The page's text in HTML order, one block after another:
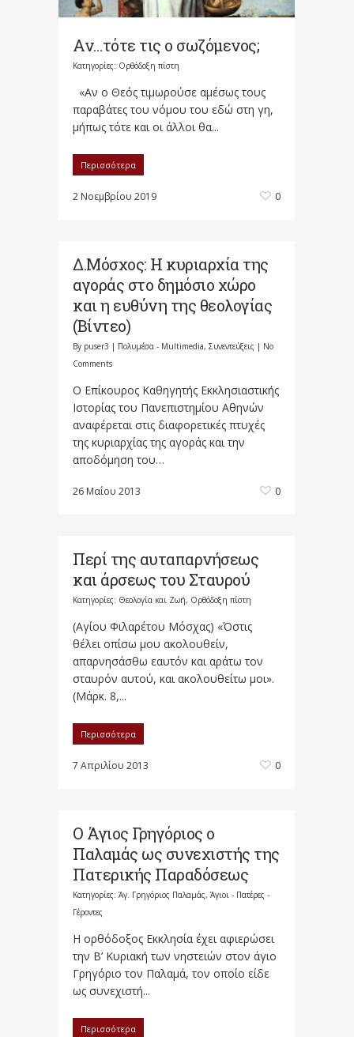
Αν…τότε τις ο σωζόμενος;
Κατηγορίες: Ορθόδοξη πίστη
«Αν ο Θεός τιμωρούσε αμέσως τους
παραβάτες του νόμου του εδώ στη γη,
μήπως τότε και οι άλλοι θα...
Περισσότερα
2 Νοεμβρίου 2019 0
Δ.Μόσχος: Η κυριαρχία της
αγοράς στο δημόσιο χώρο
και η ευθύνη της θεολογίας
(Βίντεο)
By puser3 | Πολυμέσα - Multimedia, Συνεντεύξεις | No
Comments
Ο Επίκουρος Καθηγητής Εκκλησιαστικής
Ιστορίας του Πανεπιστημίου Αθηνών
αναφέρεται στις διαφορετικές πτυχές
της κυριαρχίας της αγοράς και την
αποδόμηση του…
26 Μαΐου 2013 0
Περί της αυταπαρνήσεως
και άρσεως του Σταυρού
Κατηγορίες: Θεολογία και Ζωή, Ορθόδοξη πίστη
(Αγίου Φιλαρέτου Μόσχας) «Όστις
θέλει οπίσω μου ακολουθείν,
απαρνησάσθω εαυτόν και αράτω τον
σταυρόν αυτού, και ακολουθείτω μοι».
(Μάρκ. 8,...
Περισσότερα
7 Απριλίου 2013 0
Ο Άγιος Γρηγόριος ο
Παλαμάς ως συνεχιστής της
Πατερικής Παραδόσεως
Κατηγορίες: Άγ. Γρηγόριος Παλαμάς, Άγιοι - Πατέρες -
Γέροντες
Η ορθόδοξος Εκκλησία έχει αφιερώσει
την Β’ Κυριακή των νηστειών στον άγιο
Γρηγόριο τον Παλαμά, τον οποίο είδε
ως συνεχιστή...
Περισσότερα